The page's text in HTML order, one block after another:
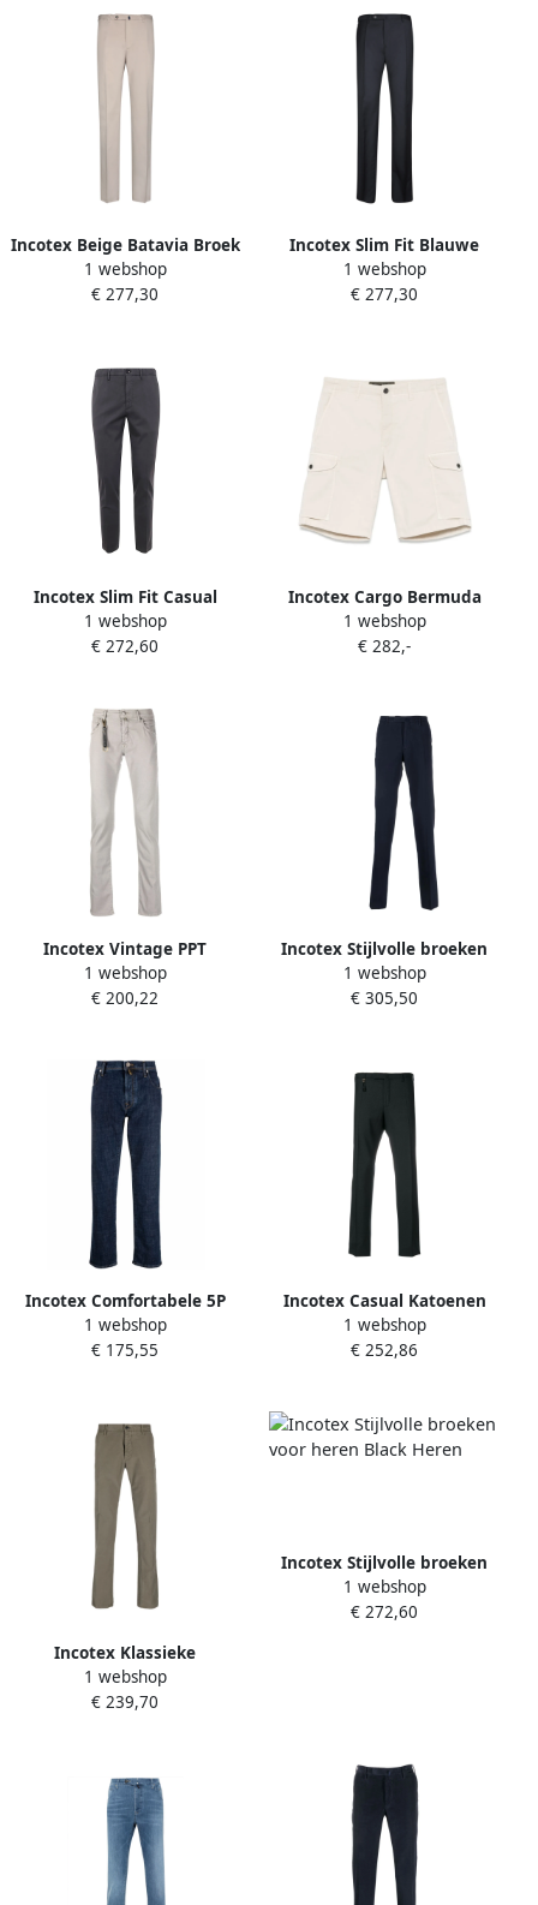
Incotex Beige Batavia Broek
met Rits Beige Heren
1 webshop
€ 277,30
Incotex Slim Fit Blauwe
Broek met Verstelbare
Tailleband Blue Heren
1 webshop
€ 277,30
Incotex Slim Fit Casual
Broek Brown Heren
1 webshop
€ 272,60
Incotex Cargo Bermuda
Shorts Beige Heren
1 webshop
€ 282,-
Incotex Vintage PPT
Straight Broek Gray Heren
1 webshop
€ 200,22
Incotex Stijlvolle broeken
voor mannen Blue Heren
1 webshop
€ 305,50
Incotex Comfortabele 5P
Broek Blue Heren
1 webshop
€ 175,55
Incotex Casual Katoenen
Broek Gray Heren
1 webshop
€ 252,86
Incotex Klassieke
Herenbroek Gray Heren
1 webshop
€ 239,70
Incotex Stijlvolle broeken
voor heren Black Heren
1 webshop
€ 272,60